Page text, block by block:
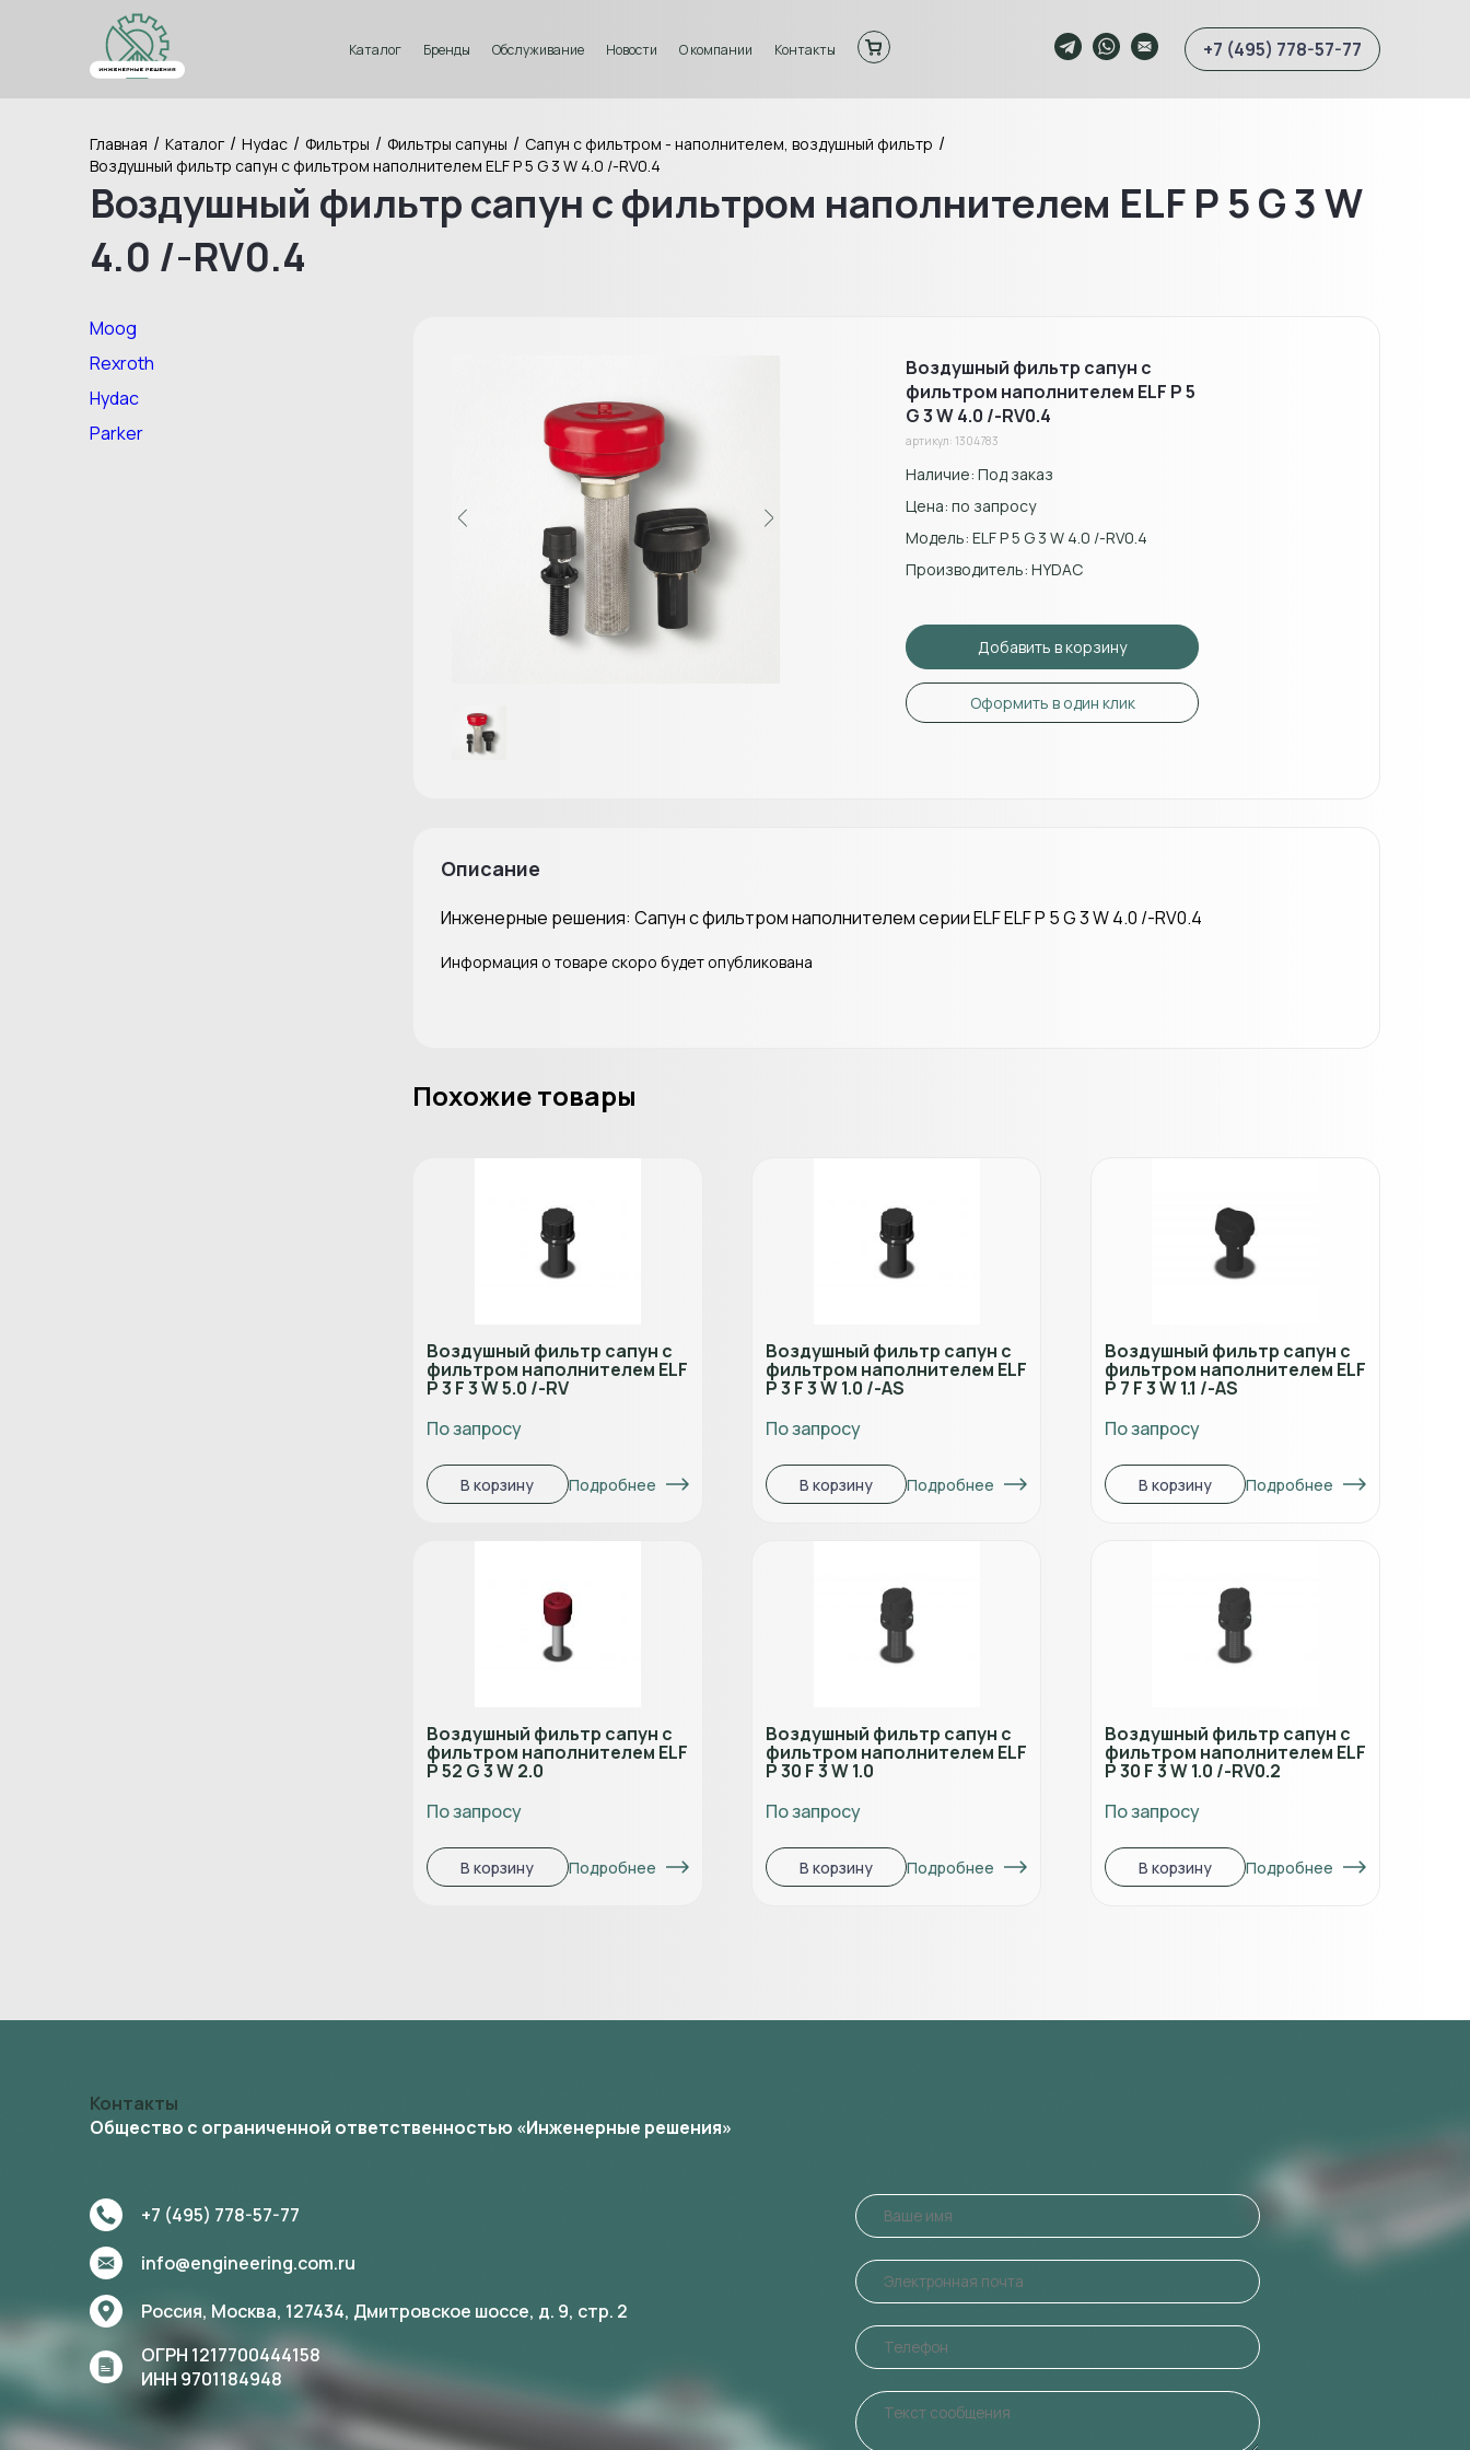
Каталог Бренды Обслуживание Новости О компании Контакты +7 (495) 778-57-77
Главная / Каталог / Hydac / Фильтры / Фильтры сапуны / Сапун с фильтром - наполнителем, воздушный фильтр /
Воздушный фильтр сапун с фильтром наполнителем ELF P 5 G 3 W 4.0 /-RV0.4
Воздушный фильтр сапун с фильтром наполнителем ELF P 5 G 3 W
4.0 /-RV0.4
Moog
Rexroth
Hydac
Parker
Воздушный фильтр сапун с
фильтром наполнителем ELF P 5
G 3 W 4.0 /-RV0.4
артикул: 1304783
Наличие: Под заказ
Цена: по запросу
Модель: ELF P 5 G 3 W 4.0 /-RV0.4
Производитель: HYDAC
Добавить в корзину
Оформить в один клик
Описание
Инженерные решения: Сапун с фильтром наполнителем серии ELF ELF P 5 G 3 W 4.0 /-RV0.4
Информация о товаре скоро будет опубликована
Похожие товары
Воздушный фильтр сапун с
фильтром наполнителем ELF
P 3 F 3 W 5.0 /-RV
По запросу
В корзину Подробнее
Воздушный фильтр сапун с
фильтром наполнителем ELF
P 3 F 3 W 1.0 /-AS
По запросу
В корзину Подробнее
Воздушный фильтр сапун с
фильтром наполнителем ELF
P 7 F 3 W 1.1 /-AS
По запросу
В корзину Подробнее
Воздушный фильтр сапун с
фильтром наполнителем ELF
P 52 G 3 W 2.0
По запросу
В корзину Подробнее
Воздушный фильтр сапун с
фильтром наполнителем ELF
P 30 F 3 W 1.0
По запросу
В корзину Подробнее
Воздушный фильтр сапун с
фильтром наполнителем ELF
P 30 F 3 W 1.0 /-RV0.2
По запросу
В корзину Подробнее
Контакты
Общество с ограниченной ответственностью «Инженерные решения»
+7 (495) 778-57-77
info@engineering.com.ru
Россия, Москва, 127434, Дмитровское шоссе, д. 9, стр. 2
ОГРН 1217700444158
ИНН 9701184948